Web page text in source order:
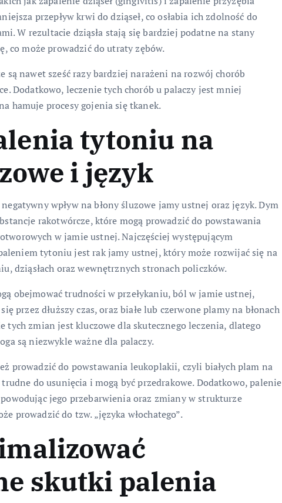
przepływ krwi do dziąseł, co osłabia ich zdolność do
W rezultacie dziąsła stają się bardziej podatne na stany
co może prowadzić do utraty zębów.
są nawet sześć razy bardziej narażeni na rozwój chorób
Dodatkowo, leczenie tych chorób u palaczy jest mniej
hamuje procesy gojenia się tkanek.
tytoniu na
i język
wpływ na błony śluzowe jamy ustnej oraz język. Dym
rakotwórcze, które mogą prowadzić do powstawania
w jamie ustnej. Najczęściej występującym
tytoniu jest rak jamy ustnej, który może rozwijać się na
dziąsłach oraz wewnętrznych stronach policzków.
obejmować trudności w przełykaniu, ból w jamie ustnej,
przez dłuższy czas, oraz białe lub czerwone plamy na błonach
tych zmian jest kluczowe dla skutecznego leczenia, dlatego
są niezwykle ważne dla palaczy.
prowadzić do powstawania leukoplakii, czyli białych plam na
do usunięcia i mogą być przedrakowe. Dodatkowo, palenie
jego przebarwienia oraz zmiany w strukturze
prowadzić do tzw. „języka włochatego”.
skutki palenia